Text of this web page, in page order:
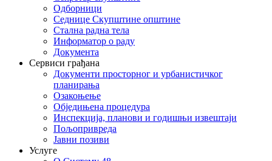
Одборници
Седнице Скупштине општине
Стална радна тела
Информатор о раду
Документа
Сервиси грађана
Документи просторног и урбанистичког
планирања
Озакоњење
Обједињена процедура
Инспекција, планови и годишњи извештаји
Пољопривреда
Јавни позиви
Услуге